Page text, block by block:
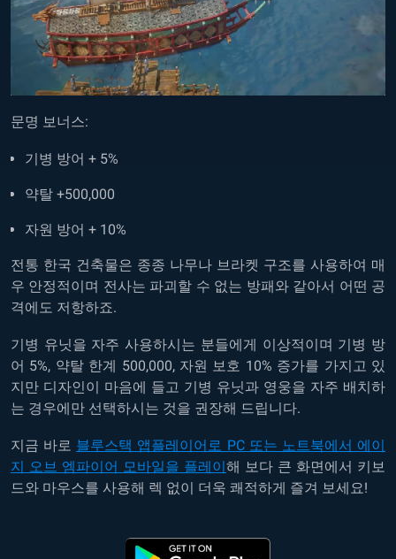
문명 보너스:
기병 방어 + 5%
약탈 +500,000
자원 방어 + 10%
전통 한국 건축물은 종종 나무나 브라켓 구조를 사용하여 매
우 안정적이며 전사는 파괴할 수 없는 방패와 같아서 어떤 공
격에도 저항하죠.
기병 유닛을 자주 사용하시는 분들에게 이상적이며 기병 방
어 5%, 약탈 한계 500,000, 자원 보호 10% 증가를 가지고 있
지만 디자인이 마음에 들고 기병 유닛과 영웅을 자주 배치하
는 경우에만 선택하시는 것을 권장해 드립니다.
지금 바로 블루스택 앱플레이어로 PC 또는 노트북에서 에이
지
오브 엠파이어 모바일을 플레이 해 보다 큰 화면에서 키보
드와 마우스를 사용해 렉 없이 더욱 쾌적하게 즐겨 보세요!